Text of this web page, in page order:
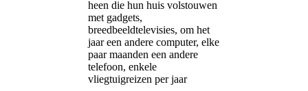
heen die hun huis volstouwen
met gadgets,
breedbeeldtelevisies, om het
jaar een andere computer, elke
paar maanden een andere
telefoon, enkele
vliegtuigreizen per jaar